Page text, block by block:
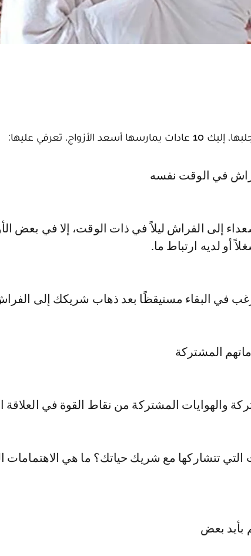
تعرفي عليها:
في الوقت نفسه
إلى الفراش ليلاً في ذات الوقت، إلا في بعض
أو لديه ارتباط ما.
في البقاء مستيقظًا بعد ذهاب شريكك إلى
والهوايات المشتركة من نقاط القوة في العلاقة
تتشاركها مع شريك حياتك؟ ما هي الاهتمامات